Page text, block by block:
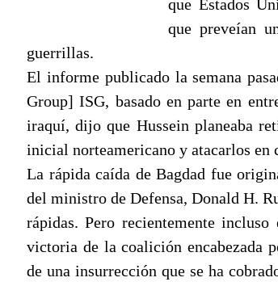
que Estados
que preveían
guerrillas.
El informe publicado la semana
Group] ISG, basado en parte en
iraquí, dijo que Hussein planeaba
inicial norteamericano y atacarlos en
La rápida caída de Bagdad fue
del ministro de Defensa, Donald H.
rápidas. Pero recientemente
victoria de la coalición encabezada
de una insurrección que se ha